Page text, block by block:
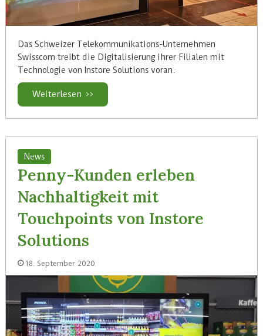
Das Schweizer Telekommunikations-Unternehmen
Swisscom treibt die Digitalisierung ihrer Filialen mit
Technologie von Instore Solutions voran.
Weiterlesen >>
News
Penny-Kunden erleben
Nachhaltigkeit mit
Touchpoints von Instore
Solutions
18. September 2020